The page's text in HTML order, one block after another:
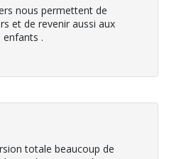
nous permettent de
et de revenir aussi aux
.
totale beaucoup de